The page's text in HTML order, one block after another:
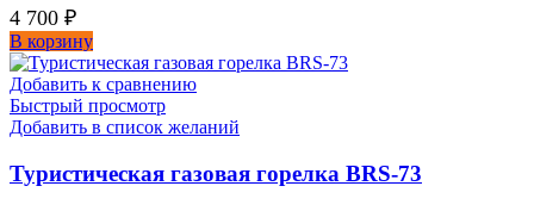
4 700 ₽
В корзину
Добавить к сравнению
Быстрый просмотр
Добавить в список желаний
Туристическая газовая горелка BRS-73